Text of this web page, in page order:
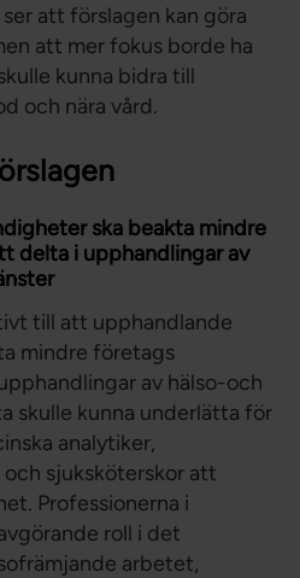
att förslagen kan göra
att mer fokus borde ha
kunna bidra till
och nära vård.
ska beakta mindre
delta i upphandlingar av
till att upphandlande
mindre företags
av hälso-och
skulle kunna underlätta för
analytiker,
sjuksköterskor att
Professionerna i
roll i det
arbetet,